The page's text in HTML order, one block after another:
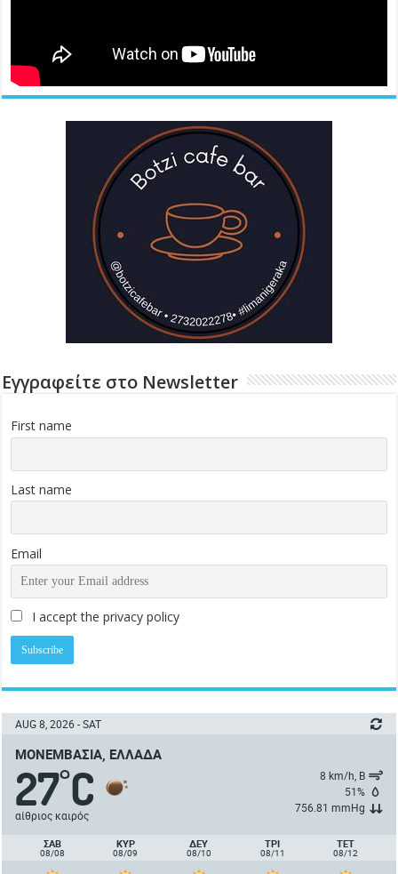
Εγγραφείτε στο Newsletter
First name
Last name
Email
I accept the privacy policy
AUG 8, 2026 - SAT
ΜΟΝΕΜΒΑΣΙΆ, ΕΛΛΆΔΑ
27°C
αίθριος καιρός
8 km/h, Β
51%
756.81 mmHg
ΣΑΒ
08/08
ΚΥΡ
08/09
ΔΕΥ
08/10
ΤΡΙ
08/11
ΤΕΤ
08/12